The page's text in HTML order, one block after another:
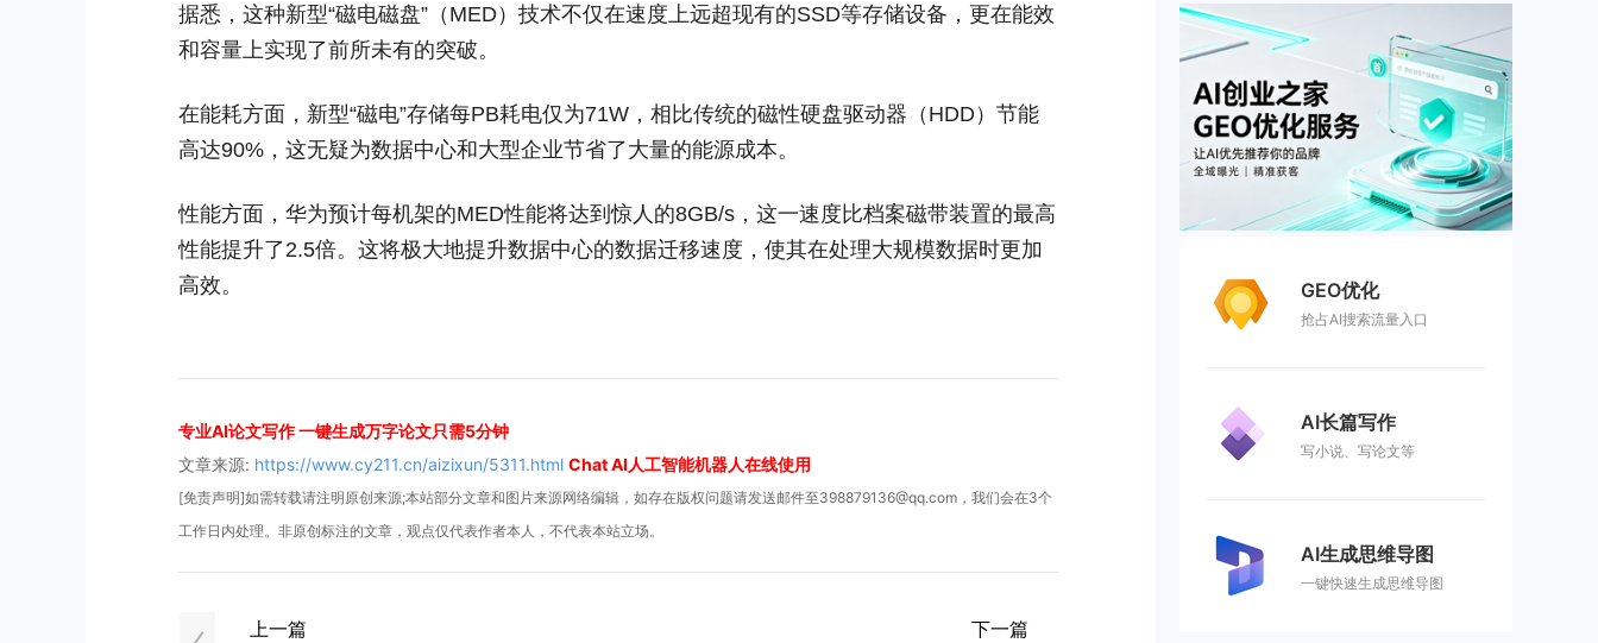
GEO优化
抢占AI搜索流量入口
AI长篇写作
写小说、写论文等
AI生成思维导图
一键快速生成思维导图
据悉，这种新型“磁电磁盘”（MED）技术不仅在速度上远超现有的SSD等存储设备，更在能效
和容量上实现了前所未有的突破。
在能耗方面，新型“磁电”存储每PB耗电仅为71W，相比传统的磁性硬盘驱动器（HDD）节能
高达90%，这无疑为数据中心和大型企业节省了大量的能源成本。
性能方面，华为预计每机架的MED性能将达到惊人的8GB/s，这一速度比档案磁带装置的最高
性能提升了2.5倍。这将极大地提升数据中心的数据迁移速度，使其在处理大规模数据时更加
高效。
专业AI论文写作 一键生成万字论文只需5分钟
文章来源: https://www.cy211.cn/aizixun/5311.html Chat AI人工智能机器人在线使用
[免责声明]如需转载请注明原创来源;本站部分文章和图片来源网络编辑，如存在版权问题请发送邮件至398879136@qq.com，我们会在3个
工作日内处理。非原创标注的文章，观点仅代表作者本人，不代表本站立场。
上一篇 下一篇